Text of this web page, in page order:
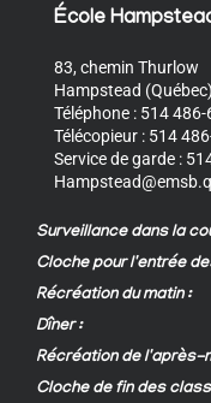
École
83, chemin Thurlow
Hampstead
Téléphone : 514 486-
Télécopieur : 514
Service de garde :
Surveillance dans la
Cloche pour l'entrée
Récréation du matin :
Dîner :
Récréation de l'après-
Cloche de fin des